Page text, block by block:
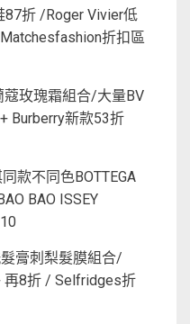
87折 /Roger Vivier低
折扣區
玫瑰霜組合/大量BV
Burberry新款53折
款不同色BOTTEGA
BAO ISSEY
膏刺梨髮膜組合/
再8折 / Selfridges折